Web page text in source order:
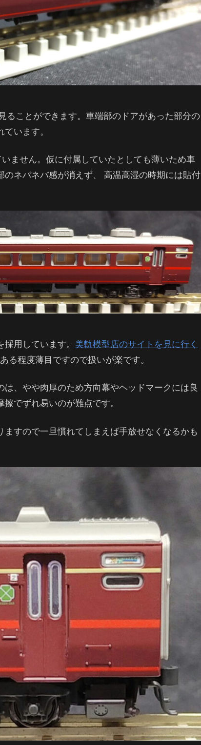
ることができます。車端部のドアがあった部分の
います。
ません。仮に付属していたとしても薄いため車
ネバネバ感が消えず、 高温高湿の時期には貼付
用しています。 美軌模型店のサイトを見に行く
る程度薄目ですので扱いが楽です。
、やや肉厚のため方向幕やヘッドマークには良
でずれ易いのが難点です。
すので一旦慣れてしまえば手放せなくなるかも